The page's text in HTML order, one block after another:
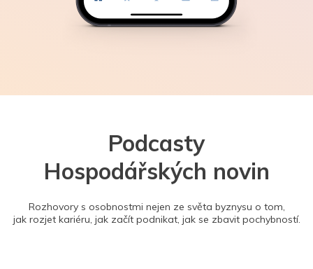
Podcasty
Hospodářských novin
Rozhovory s osobnostmi nejen ze světa byznysu o tom,
jak rozjet kariéru, jak začít podnikat, jak se zbavit pochybností.